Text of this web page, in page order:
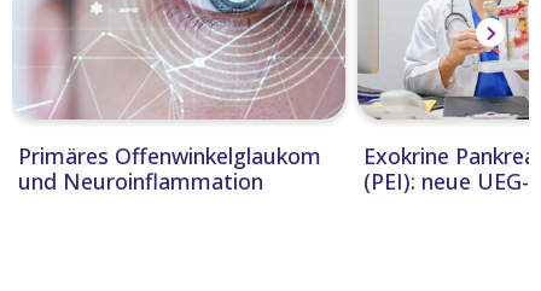
Primäres Offenwinkelglaukom
und Neuroinflammation
Exokrine
(PEI): neue